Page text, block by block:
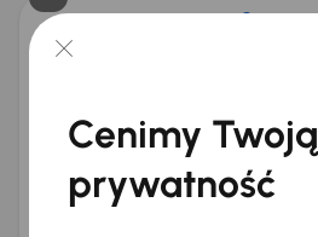
BMW 118i
+4 kolejnych
od 286 zł
Cenimy Twoją
prywatność